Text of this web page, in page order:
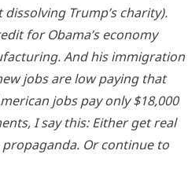
Trump’s cha­ri­ty).
for Obama’s eco­no­my
And his immi­gra­ti­on
jobs are low paying that
jobs pay only $18,000
I say this: Eit­her get real
Or con­ti­n­ue to